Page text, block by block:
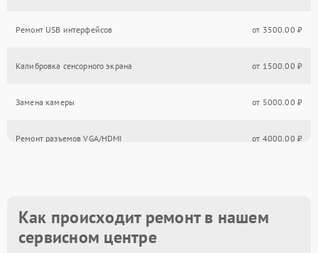
Ремонт USB интерфейсов от 3500.00 ₽
Калибровка сенсорного экрана от 1500.00 ₽
Замена камеры от 5000.00 ₽
Ремонт разъемов VGA/HDMI от 4000.00 ₽
Замена корпусных элементов
Ремонт механизма подставки/наклона
Как происходит ремонт в нашем
сервисном центре